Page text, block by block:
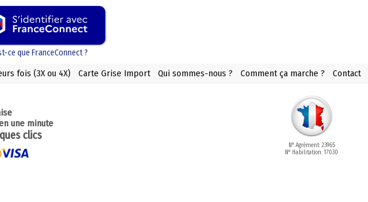
ce que FranceConnect ?
fois (3X ou 4X) Carte Grise Import Qui sommes-nous ? Comment ça marche ? Contact
une minute
clics
N° Agrément: 23965
N° Habilitation: 17030